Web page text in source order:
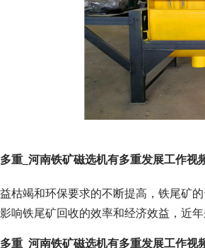
重_河南铁矿磁选机有多重发展工作视
枯竭和环保要求的不断提高，铁尾矿
响铁尾矿回收的效率和经济效益，近
重_河南铁矿磁选机有多重发展工作视